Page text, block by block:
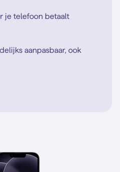
je telefoon betaalt
aanpasbaar, ook